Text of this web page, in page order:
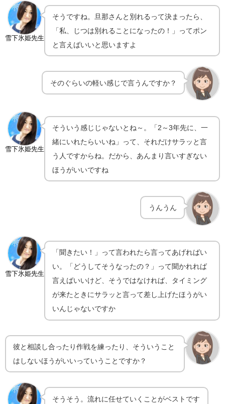
雪下氷姫先生
そうですね。旦那さんと別れるって決まったら、
「私、じつは別れることになったの！」ってポン
と言えばいいと思いますよ
そのぐらいの軽い感じで言うんですか？
雪下氷姫先生
そういう感じじゃないとね～。「2～3年先に、一
緒にいれたらいいね」って、それだけサラッと言
う人ですからね。だから、あんまり言いすぎない
ほうがいいですね
うんうん
雪下氷姫先生
「聞きたい！」って言われたら言ってあげればい
い。「どうしてそうなったの？」って聞かれれば
言えばいいけど、そうではなければ、タイミング
が来たときにサラッと言って差し上げたほうがい
いんじゃないですか
彼と相談し合ったり作戦を練ったり、そういうこと
はしないほうがいいっていうことですか？
そうそう。流れに任せていくことがベストです